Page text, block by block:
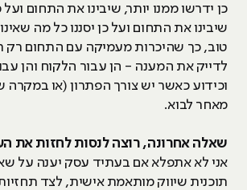
כן ידרשו ממנו יותר, שיבינו את התחום ועל
שיבינו את התחום ועל כן יסננו כל מה
טוב, כך שהיכרות מעמיקה עם התחום רק
לדייק את המענה - הן עבור הלקוח והן
וכידוע כאשר יש צורך הפתרון (או במקרה
מאחר לבוא.
שאלה אחרונה, רוצה לנסות לחזות את
אני לא אתפלא אם בעתיד עסק יענה על
תוכנית שיווק מותאמת אישית, לצד